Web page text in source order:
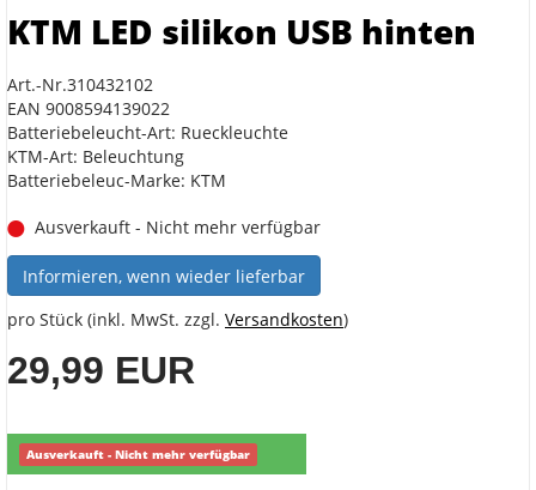
KTM LED silikon USB hinten
Art.-Nr.310432102
EAN 9008594139022
Batteriebeleucht-Art: Rueckleuchte
KTM-Art: Beleuchtung
Batteriebeleuc-Marke: KTM
Ausverkauft - Nicht mehr verfügbar
Informieren, wenn wieder lieferbar
pro Stück (inkl. MwSt. zzgl. Versandkosten)
29,99 EUR
Ausverkauft - Nicht mehr verfügbar